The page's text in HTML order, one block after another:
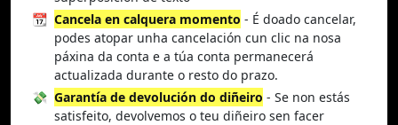
📆 Cancela en calquera momento - É doado cancelar,
podes atopar unha cancelación cun clic na nosa
páxina da conta e a túa conta permanecerá
actualizada durante o resto do prazo.
💸 Garantía de devolución do diñeiro - Se non estás
satisfeito, devolvemos o teu diñeiro sen facer